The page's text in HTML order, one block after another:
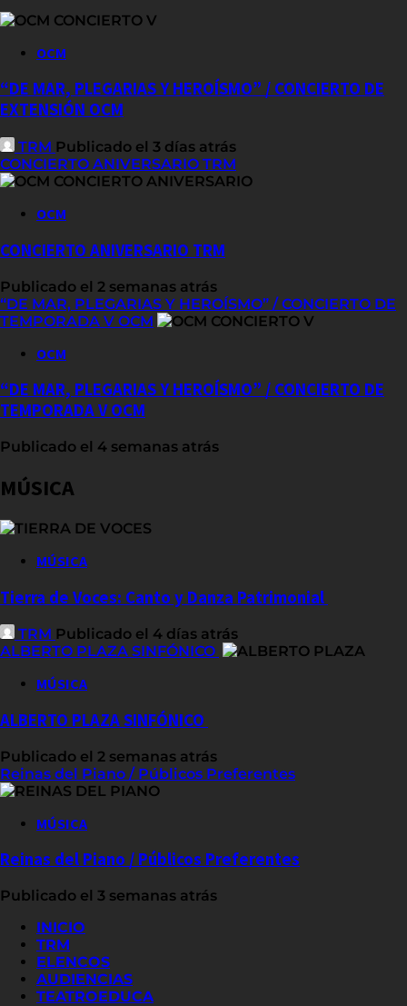
OCM
“DE MAR, PLEGARIAS Y HEROÍSMO” / CONCIERTO DE
EXTENSIÓN OCM
TRM Publicado el 3 días atrás
CONCIERTO ANIVERSARIO TRM
OCM
CONCIERTO ANIVERSARIO TRM
Publicado el 2 semanas atrás
“DE MAR, PLEGARIAS Y HEROÍSMO” / CONCIERTO DE
TEMPORADA V OCM
OCM
“DE MAR, PLEGARIAS Y HEROÍSMO” / CONCIERTO DE
TEMPORADA V OCM
Publicado el 4 semanas atrás
MÚSICA
MÚSICA
Tierra de Voces: Canto y Danza Patrimonial
TRM Publicado el 4 días atrás
ALBERTO PLAZA SINFÓNICO
MÚSICA
ALBERTO PLAZA SINFÓNICO
Publicado el 2 semanas atrás
Reinas del Piano / Públicos Preferentes
MÚSICA
Reinas del Piano / Públicos Preferentes
Publicado el 3 semanas atrás
INICIO
TRM
ELENCOS
AUDIENCIAS
TEATROEDUCA